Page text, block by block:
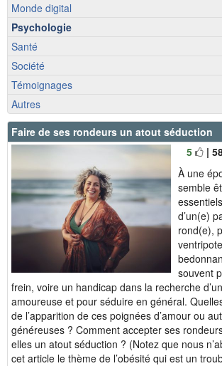
Monde digital
Psychologie
Santé
Société
Témoignages
Autres
Faire de ses rondeurs un atout séduction
5
|
À une
semble
d’un(e)
rond(e),
souvent
frein, voire un handicap dans la recherche
amoureuse et pour séduire en général.
de l’apparition de ces poignées d’amour ou
généreuses ? Comment accepter ses
elles un atout séduction ? (Notez que nous
cet article le thème de l’obésité qui est un